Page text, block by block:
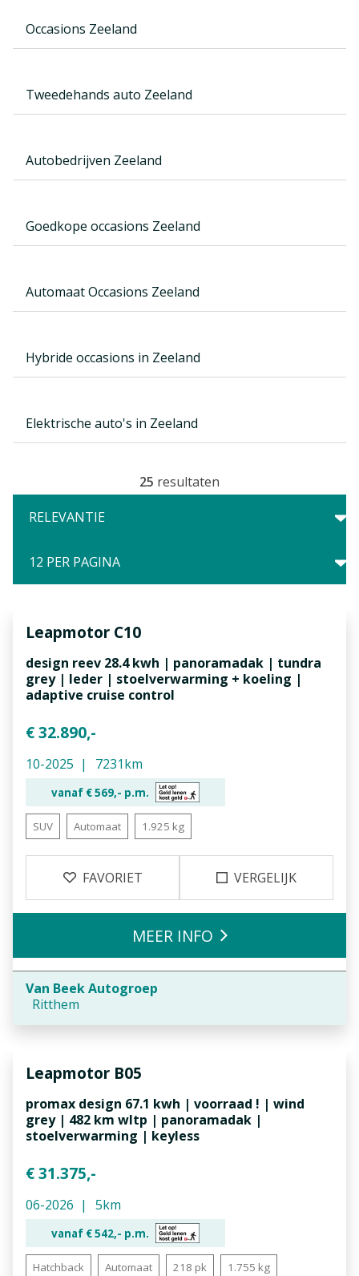
Occasions Zeeland
Tweedehands auto Zeeland
Autobedrijven Zeeland
Goedkope occasions Zeeland
Automaat Occasions Zeeland
Hybride occasions in Zeeland
Elektrische auto's in Zeeland
25 resultaten
Leapmotor C10
design reev 28.4 kwh | panoramadak | tundra
grey | leder | stoelverwarming + koeling |
adaptive cruise control
€ 32.890,-
10-2025 7231km
vanaf €569,- p.m.
SUV Automaat 1.925 kg
FAVORIET VERGELIJK
Van Beek Autogroep
Ritthem
MEER INFO
Leapmotor B05
promax design 67.1 kwh | voorraad ! | wind
grey | 482 km wltp | panoramadak |
stoelverwarming | keyless
€ 31.375,-
06-2026 5km
vanaf €542,- p.m.
Hatchback Automaat 218 pk 1.755 kg